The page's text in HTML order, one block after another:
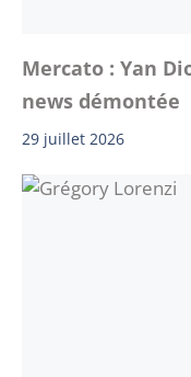
Mercato : Yan
news démontée
29 juillet 2026